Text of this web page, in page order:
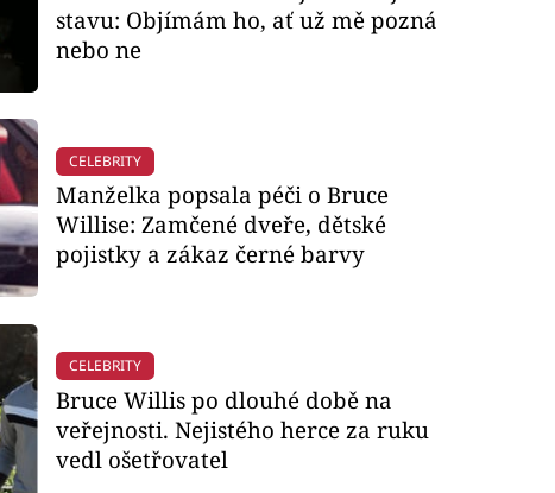
stavu: Objímám ho, ať už mě pozná
nebo ne
CELEBRITY
Manželka popsala péči o Bruce
Willise: Zamčené dveře, dětské
pojistky a zákaz černé barvy
CELEBRITY
Bruce Willis po dlouhé době na
veřejnosti. Nejistého herce za ruku
vedl ošetřovatel